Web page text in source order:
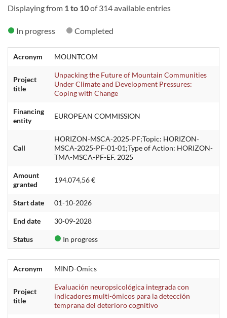
Displaying from 1 to 10of 314 available entries
In progress Completed
Acronym MOUNTCOM
Project
title
Unpacking the Future of Mountain Communities
Under Climate and Development Pressures:
Coping with Change
Financing
entity
EUROPEAN COMMISSION
Call
HORIZON-MSCA-2025-PF;Topic: HORIZON-
MSCA-2025-PF-01-01;Type of Action: HORIZON-
TMA-MSCA-PF-EF. 2025
Amount
granted
194.074,56 €
Start date 01-10-2026
End date 30-09-2028
Status In progress
Acronym MIND-Omics
Project
title
Evaluación neuropsicológica integrada con
indicadores multi-ómicos para la detección
temprana del deterioro cognitivo